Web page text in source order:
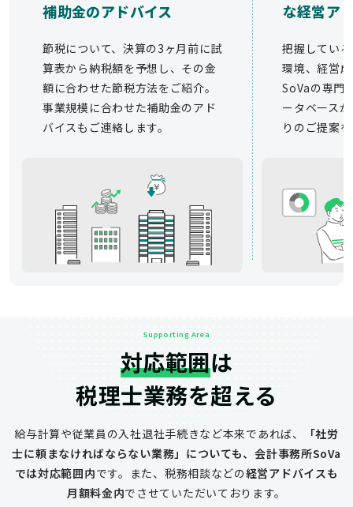
補助金のアドバイス
節税について、決算の3ヶ月前に試
算表から納税額を予想し、その金
額に合わせた節税方法をご紹介。
事業規模に合わせた補助金のアド
バイスもご連絡します。
な経営ア
把握してい
環境、経営
SoVaの専門
ータベース
りのご提案
Supporting Area
対応範囲は
税理士業務を超える
給与計算や従業員の入社退社手続きなど本来であれば、
「社労
士に頼まなければならない業務」についても、会計事務所SoVa
では対応範囲内です。 また、税務相談などの経営アドバイスも
月額料金内でさせていただいております。